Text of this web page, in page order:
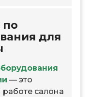
по
для
— это
салона